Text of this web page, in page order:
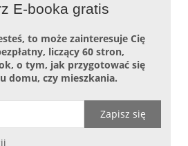
E-booka gratis
to może zainteresuje Cię
liczący 60 stron,
o tym, jak przygotować się
domu, czy mieszkania.
Zapisz się